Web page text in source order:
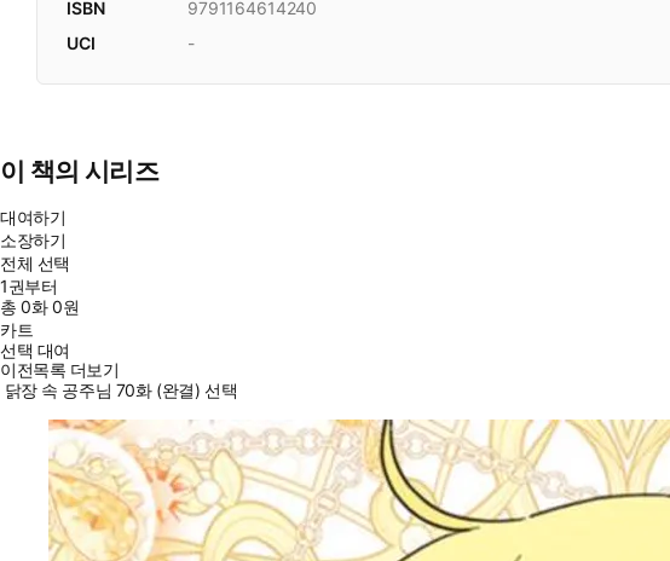
ISBN
9791164614240
UCI
-
이 책의 시리즈
대여하기
소장하기
전체 선택
1권부터
총0화0원
카트
선택 대여
이전목록 더보기
닭장 속 공주님 70화 (완결) 선택